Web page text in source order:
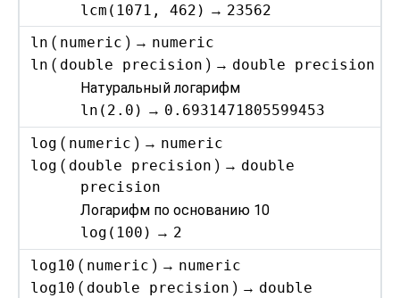
lcm(1071, 462) → 23562
ln ( numeric ) → numeric
ln ( double precision ) → double precision
Натуральный логарифм
ln(2.0) → 0.6931471805599453
log ( numeric ) → numeric
log ( double precision ) → double
precision
Логарифм по основанию 10
log(100) → 2
log10 ( numeric ) → numeric
log10 ( double precision ) → double